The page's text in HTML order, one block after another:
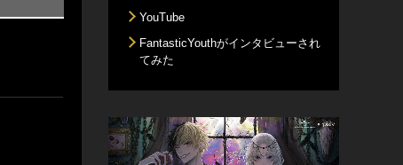
YouTube
FantasticYouthがインタビューされ
てみた